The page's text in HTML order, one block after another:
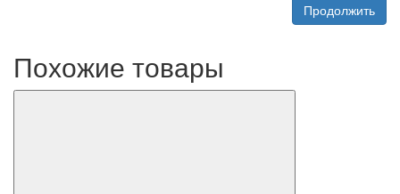
Продолжить
Похожие товары